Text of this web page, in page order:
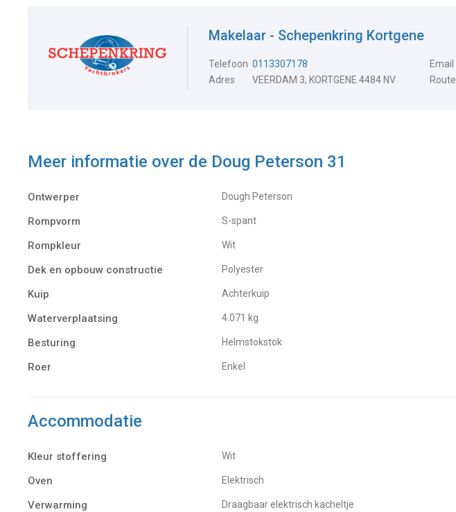
Makelaar - Schepenkring Kortgene
Telefoon 0113307178 Email
Adres
VEERDAM 3, KORTGENE 4484 NV Route
Meer informatie over de Doug Peterson 31
Ontwerper Dough Peterson
Rompvorm S-spant
Rompkleur Wit
Dek en opbouw constructie Polyester
Kuip Achterkuip
Waterverplaatsing 4.071 kg
Besturing Helmstokstok
Roer Enkel
Accommodatie
Kleur stoffering Wit
Oven elektrisch
Verwarming Draagbaar elektrisch kacheltje